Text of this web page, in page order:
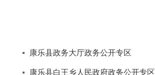
康乐县政务大厅政务公开专区
康乐县白王乡人民政府政务公开专区